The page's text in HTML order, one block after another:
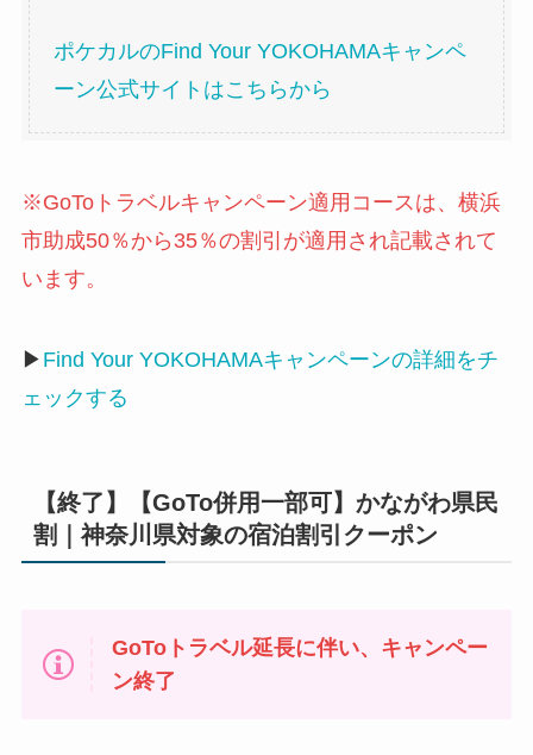
ポケカルのFind Your YOKOHAMAキャンペ
ーン公式サイトはこちらから
※GoToトラベルキャンペーン適用コースは、横浜
市助成50％から35％の割引が適用され記載されて
います。
▶ Find Your YOKOHAMAキャンペーンの詳細をチ
ェックする
【終了】【GoTo併用一部可】かながわ県民
割｜神奈川県対象の宿泊割引クーポン
GoToトラベル延長に伴い、キャンペー
ン終了